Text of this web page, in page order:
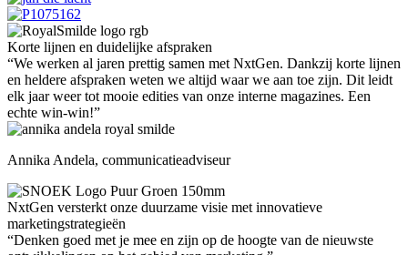
Korte lijnen en duidelijke afspraken
“We werken al jaren prettig samen met NxtGen. Dankzij korte lijnen
en heldere afspraken weten we altijd waar we aan toe zijn. Dit leidt
elk jaar weer tot mooie edities van onze interne magazines. Een
echte win-win!”
Annika Andela, communicatieadviseur
NxtGen versterkt onze duurzame visie met innovatieve
marketingstrategieën
“Denken goed met je mee en zijn op de hoogte van de nieuwste